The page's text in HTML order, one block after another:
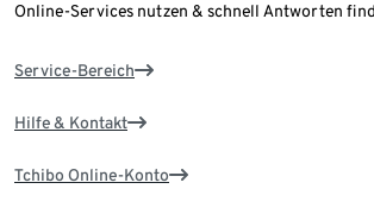
Online-Services nutzen & schnell Antworten
Service-Bereich
Hilfe & Kontakt
Tchibo Online-Konto